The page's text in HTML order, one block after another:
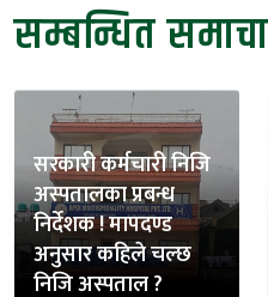
सम्बन्धित
सरकारी कर्मचारी निजि
अस्पतालका प्रबन्ध
निर्देशक ! मापदण्ड
अनुसार कहिले चल्छ
निजि अस्पताल ?